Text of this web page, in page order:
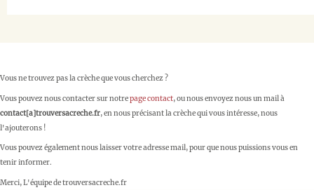
Vous ne trouvez pas la crèche que vous cherchez ?
Vous pouvez nous contacter sur notrepage contact, ou nous envoyez nous un mail à
contact[a]trouversacreche.fr, en nous précisant la crèche qui vous intéresse, nous
l'ajouterons !
Vous pouvez également nous laisser votre adresse mail, pour que nous puissions vous en
tenir informer.
Merci, L'équipe de trouversacreche.fr